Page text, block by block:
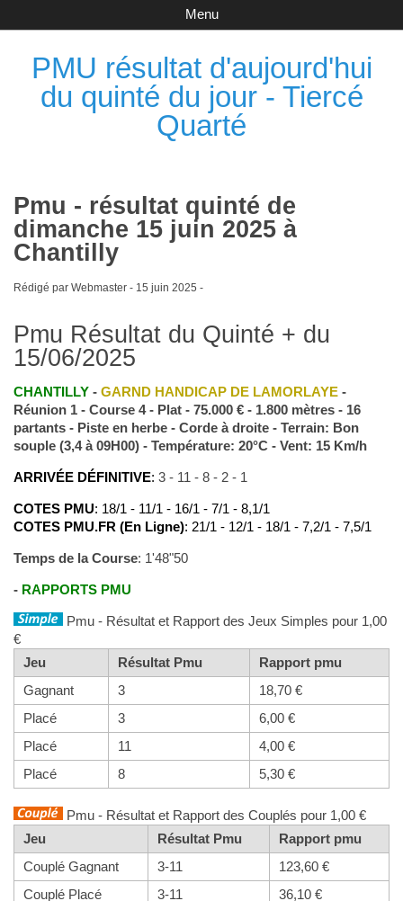
PMU résultat d'aujourd'hui
du quinté du jour - Tiercé
Quarté
Menu
Pmu - résultat quinté de
dimanche 15 juin 2025 à
Chantilly
Rédigé par Webmaster - 15 juin 2025 -
Pmu Résultat du Quinté + du
15/06/2025
CHANTILLY- GARND HANDICAP DE LAMORLAYE-
Réunion 1 - Course 4 - Plat - 75.000 € - 1.800 mètres - 16
partants - Piste en herbe - Corde à droite - Terrain: Bon
souple (3,4 à 09H00) - Température: 20°C - Vent: 15 Km/h
ARRIVÉE DÉFINITIVE: 3 - 11 - 8 - 2 - 1
COTES PMU: 18/1 - 11/1 - 16/1 - 7/1 - 8,1/1
COTES PMU.FR (En Ligne): 21/1 - 12/1 - 18/1 - 7,2/1 - 7,5/1
Temps de la Course: 1'48"50
- RAPPORTS PMU
Pmu - Résultat et Rapport des Jeux Simples pour 1,00
€
Jeu
Résultat Pmu
Rapport pmu
Gagnant
3
18,70 €
Placé
3
6,00 €
Placé
11
4,00 €
Placé
8 5,30 €
Pmu - Résultat et Rapport des Couplés pour 1,00 €
Jeu
Résultat Pmu
Rapport pmu
Couplé Gagnant
3-11
123,60 €
Couplé Placé
3-11
36,10 €